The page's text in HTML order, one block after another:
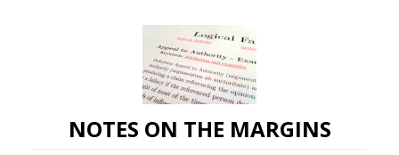
NOTES ON THE MARGINS